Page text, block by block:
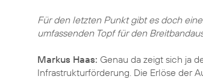
Für den letzten Punkt gibt es doch
umfassenden Topf für den
Markus Haas: Genau da zeigt sich ja
Infrastrukturförderung. Die Erlöse der